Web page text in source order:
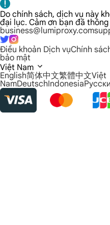
Do chính sách, dịch vụ này
đại lục. Cảm ơn bạn đã thông
business@lumiproxy.com
Điều khoản Dịch vụChính
bảo mật
Việt Nam
English简体中文繁體中文Việt
NamDeutschIndonesia